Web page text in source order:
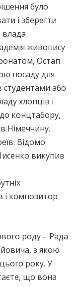
було
і зберегти
влада
живопису
Остап
посаду для
студентами або
хлопців і
концтабору,
Німеччину.
Відомо
викупив
і композитор
роду – Рада
з якою
року. У
що вона